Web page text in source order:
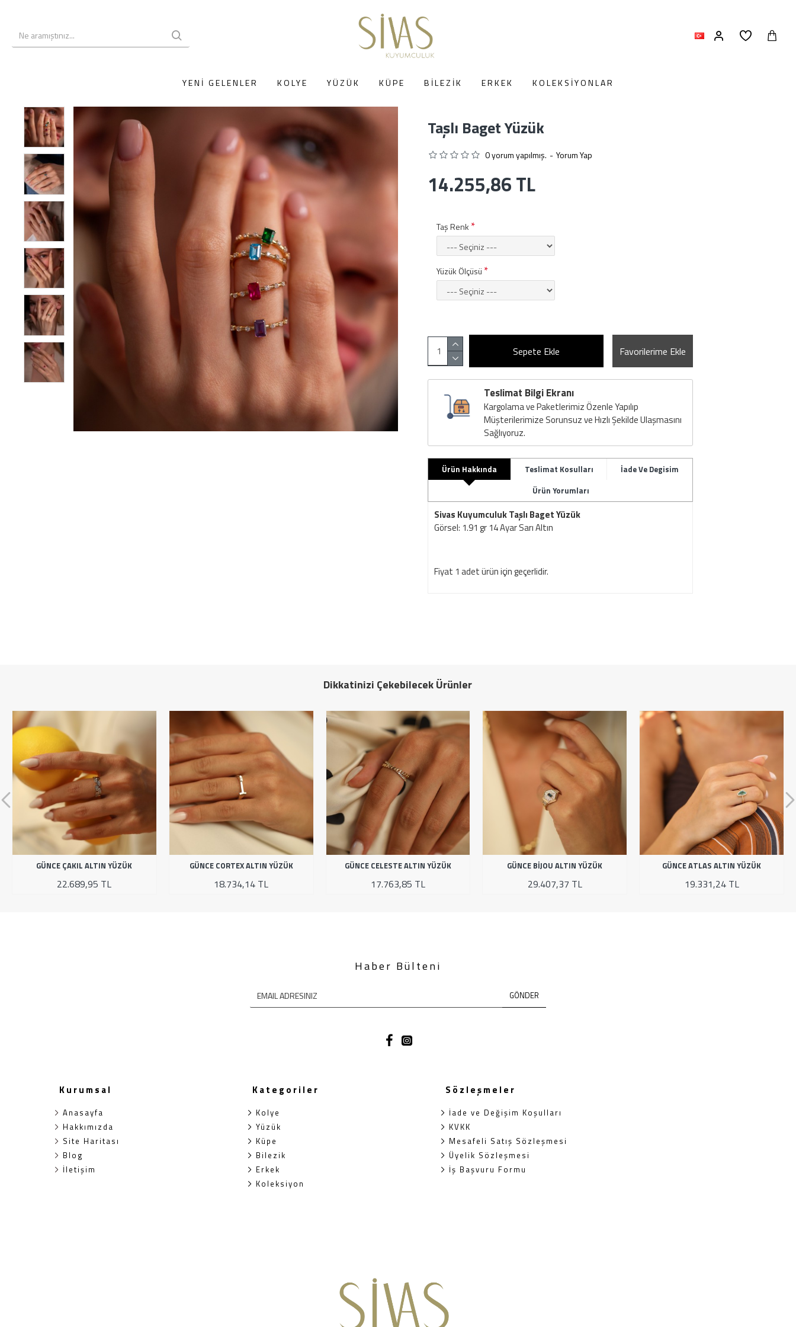
YENI GELENLER KOLYE YÜZÜK KÜPE BILEZIK ERKEK KOLEKSIYONLAR
Taşlı Baget Yüzük
0 yorum yapılmış. - Yorum Yap
14.255,86 TL
Taş Renk
Yüzük Ölçüsü
Sepete Ekle Favorilerime Ekle
Teslimat Bilgi Ekranı
Kargolama ve Paketlerimiz Özenle Yapılıp
Müşterilerimize Sorunsuz ve Hızlı Şekilde Ulaşmasını
Sağlıyoruz.
Ürün Hakkında Teslimat Kosulları
İade Ve Degisim
Ürün Yorumları
Sivas Kuyumculuk Taşlı Baget Yüzük
Görsel: 1.91 gr 14 Ayar Sarı Altın
Fiyat 1 adet ürün için geçerlidir.
Dikkatinizi Çekebilecek Ürünler
GÜNCE ÇAKIL ALTIN YÜZÜK
22.689,95 TL
GÜNCE CORTEX ALTIN YÜZÜK
18.734,14 TL
GÜNCE CELESTE ALTIN YÜZÜK
17.763,85 TL
GÜNCE BIJOU ALTIN YÜZÜK
29.407,37 TL
GÜNCE ATLAS ALTIN YÜZÜK
19.331,24 TL
Haber Bülteni
GÖNDER
Kurumsal
Anasayfa
Hakkımızda
Site Haritası
Blog
İletişim
Kategoriler
Kolye
Yüzük
Küpe
Bilezik
Erkek
Koleksiyon
Sözleşmeler
İade ve Değişim Koşulları
KVKK
Mesafeli Satış Sözleşmesi
Üyelik Sözleşmesi
İş Başvuru Formu